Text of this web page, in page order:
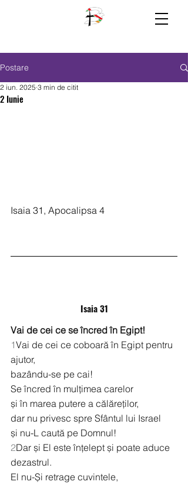
Postare
2 Iunie
2 iun. 2025 3 min de citit
Isaia 31, Apocalipsa 4
Isaia 31
Vai de cei ce se încred în Egipt!
1Vai de cei ce coboară în Egipt pentru
ajutor,
bazându-se pe cai!
Se încred în mulțimea carelor
și în marea putere a călăreților,
dar nu privesc spre Sfântul lui Israel
și nu-L caută pe Domnul!
2Dar și El este înțelept și poate aduce
dezastrul.
El nu-Și retrage cuvintele,